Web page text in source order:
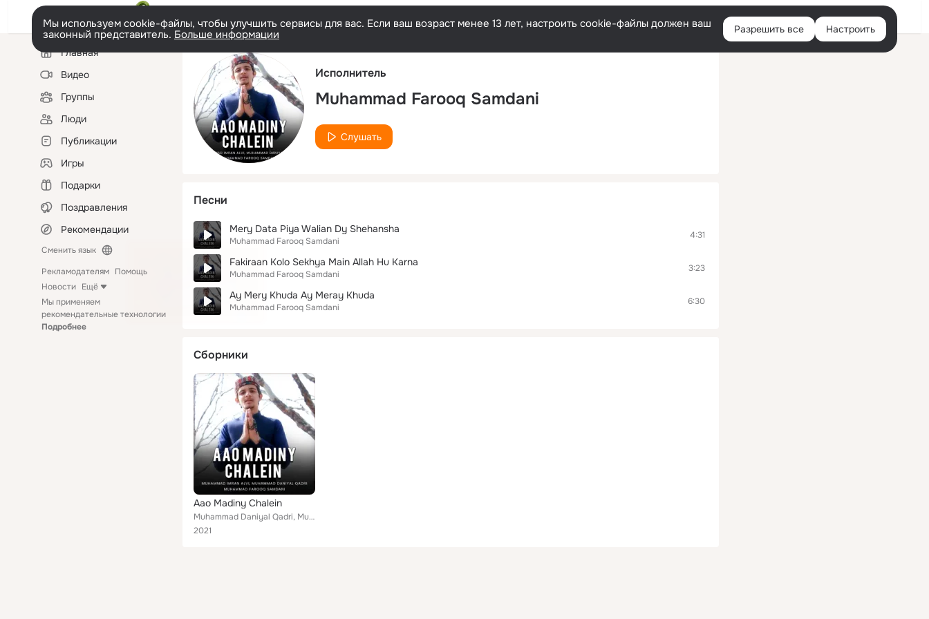
Русский Войти
Мы используем cookie-файлы, чтобы улучшить сервисы для вас. Если ваш возраст менее 13 лет, настроить cookie-файлы должен ваш
законный представитель. Больше информации Разрешить все Настроить
Левая
колонкаГлавная
Видео
Группы
Люди
Публикации
Игры
Подарки
Поздравления
Рекомендации
Сменить язык
Рекламодателям Помощь
Новости Ещё
Мы применяем
рекомендательные технологии
Подробнее
Исполнитель
Muhammad Farooq Samdani
Слушать
Песни
Mery Data Piya Walian Dy Shehansha
Muhammad Farooq Samdani
4:31
Fakiraan Kolo Sekhya Main Allah Hu Karna
Muhammad Farooq Samdani
3:23
Ay Mery Khuda Ay Meray Khuda
Muhammad Farooq Samdani
6:30
Сборники
Aao Madiny Chalein
Muhammad Daniyal Qadri, Muhammad Imran Alvi, Muhammad Farooq Samdani
2021